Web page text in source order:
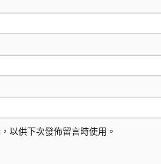
以供下次發佈留言時使用。